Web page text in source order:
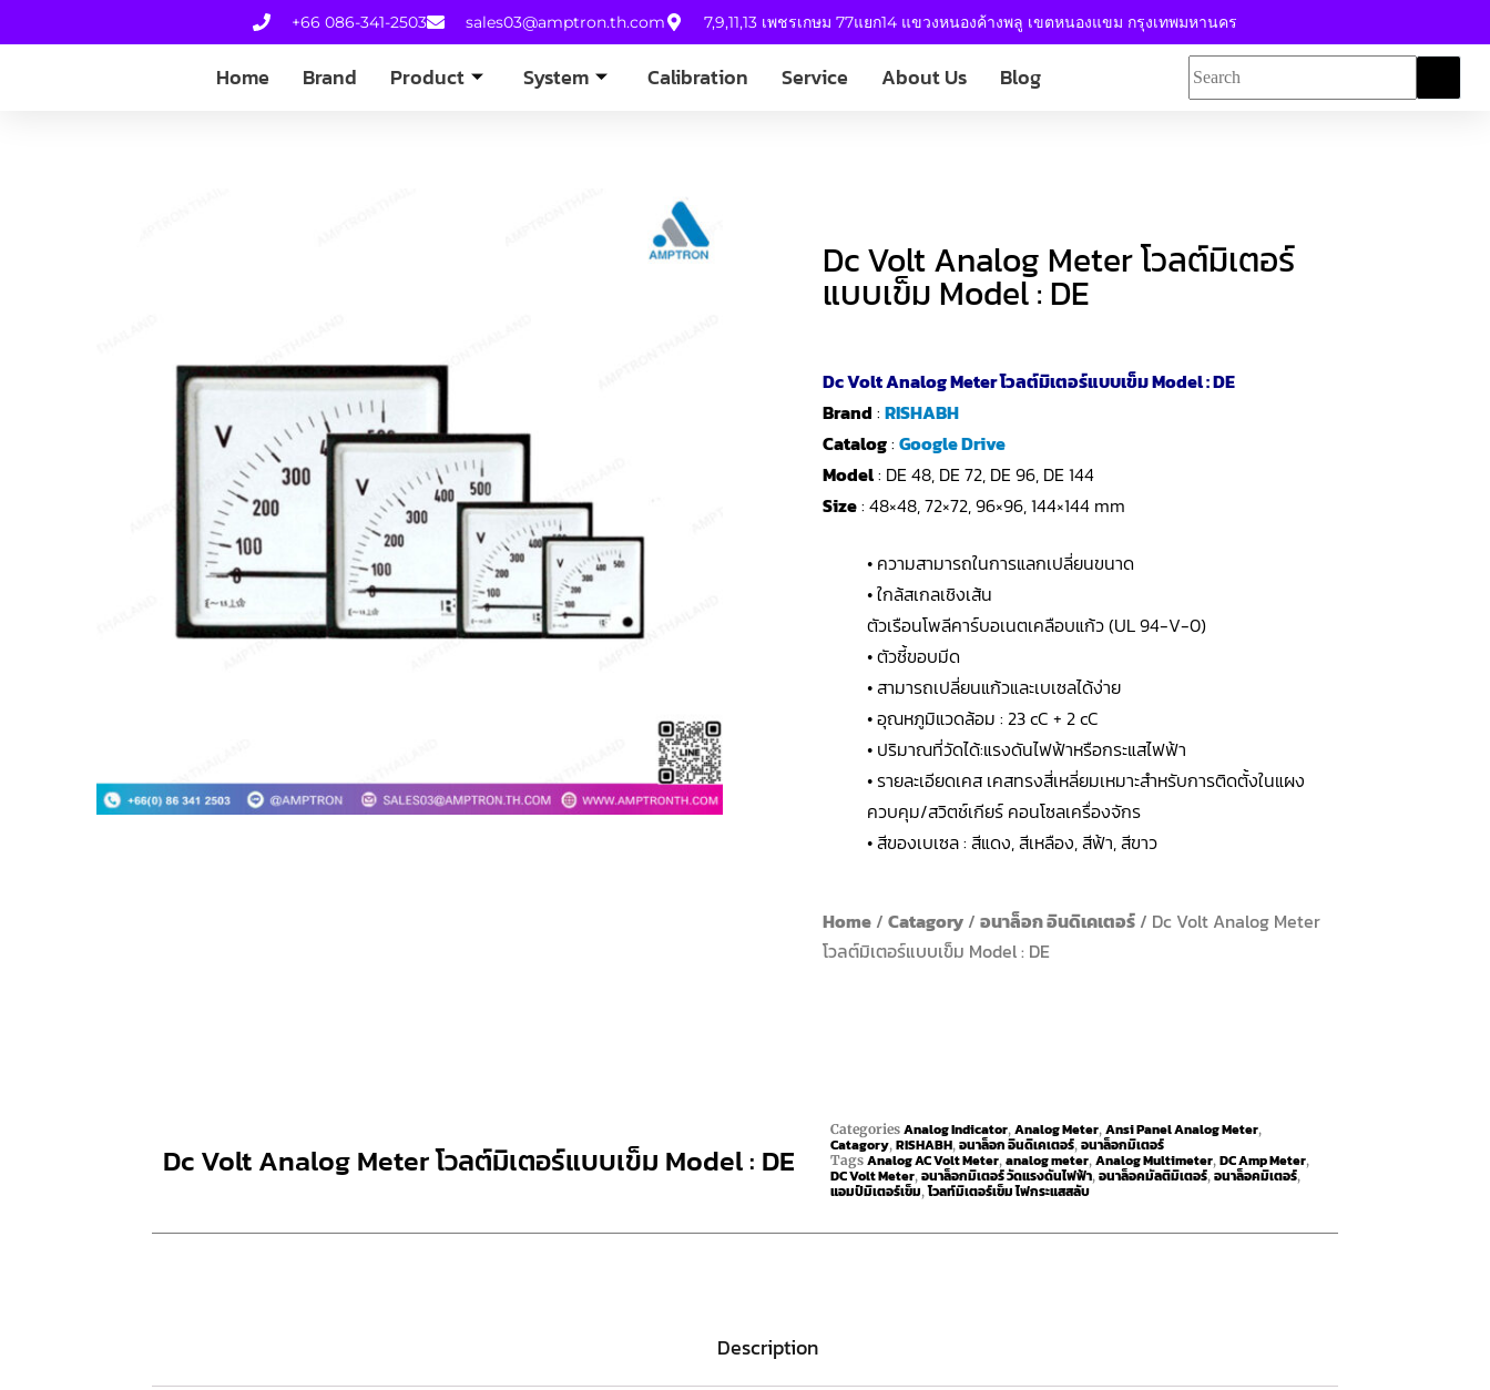
+66 086-341-2503 sales03@amptron.th.com 7,9,11,13 เพชรเกษม 77แยก14 แขวงหนองค้างพลู เขตหนองแขม กรุงเทพมหานคร
Home Brand Product System Calibration Service About Us Blog
Dc Volt Analog Meter โวลต์มิเตอร์
แบบเข็ม Model : DE
Dc Volt Analog Meter โวลต์มิเตอร์แบบเข็ม Model : DE
Brand : RISHABH
Catalog: Google Drive
Model: DE 48, DE 72, DE 96, DE 144
Size: 48×48, 72×72, 96×96, 144×144 mm
• ความสามารถในการแลกเปลี่ยนขนาด
• ใกล้สเกลเชิงเส้น
ตัวเรือนโพลีคาร์บอเนตเคลือบแก้ว (UL 94-V-0)
• ตัวชี้ขอบมีด
• สามารถเปลี่ยนแก้วและเบเซลได้ง่าย
• อุณหภูมิแวดล้อม : 23 cC + 2 cC
• ปริมาณที่วัดได้:แรงดันไฟฟ้าหรือกระแสไฟฟ้า
• รายละเอียดเคส เคสทรงสี่เหลี่ยมเหมาะสำหรับการติดตั้งในแผง
ควบคุม/สวิตช์เกียร์ คอนโซลเครื่องจักร
• สีของเบเซล : สีแดง, สีเหลือง, สีฟ้า, สีขาว
Home / Catagory / อนาล็อก อินดิเคเตอร์ / Dc Volt Analog Meter
โวลต์มิเตอร์แบบเข็ม Model : DE
Dc Volt Analog Meter โวลต์มิเตอร์แบบเข็ม Model : DE
Categories Analog Indicator,Analog Meter,Ansi Panel Analog Meter,
Catagory,RISHABH,อนาล็อก อินดิเคเตอร์,อนาล็อกมิเตอร์
Tags Analog AC Volt Meter,analog meter,Analog Multimeter,DC Amp Meter,
DC Volt Meter,อนาล็อกมิเตอร์ วัดแรงดันไฟฟ้า,อนาล็อคมัลติมิเตอร์,อนาล็อคมิเตอร์,
แอมป์มิเตอร์เข็ม,โวลท์มิเตอร์เข็ม ไฟกระแสสลับ
Description